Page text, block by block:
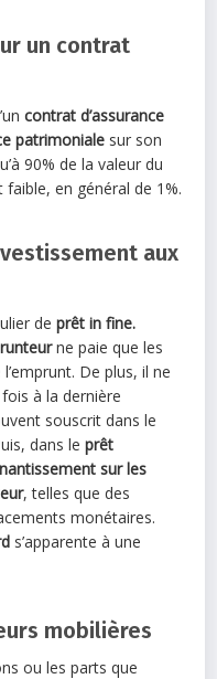
un contrat
contrat d’assurance
patrimoniale sur son
90% de la valeur du
en général de 1%.
aux
deprêt in fine.
ne paie que les
De plus, il ne
à la dernière
souscrit dans le
dans leprêt
nantissement sur les
, telles que des
monétaires.
s’apparente à une
mobilières
ou les parts que